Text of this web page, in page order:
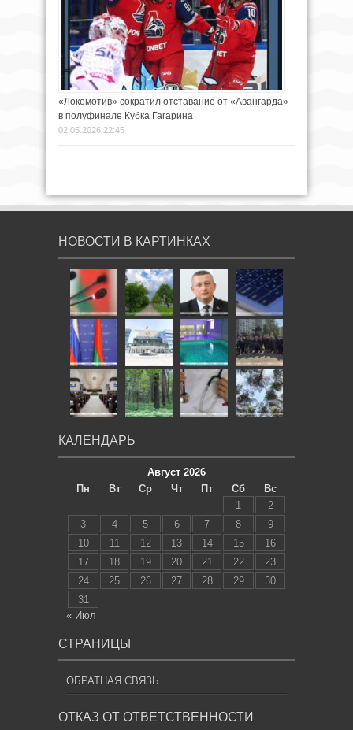
«Локомотив» сократил отставание от «Авангарда»
в полуфинале Кубка Гагарина
02.05.2026 22:45
НОВОСТИ В КАРТИНКАХ
КАЛЕНДАРЬ
Август 2026
Пн
Вт Ср Чт Пт Сб
Вс
1
2
3
4 5 6 7 8
9
10
11 12 13 14 15
16
17
18 19 20 21 22
23
24
25 26 27 28 29
30
31
« Июл
СТРАНИЦЫ
ОБРАТНАЯ СВЯЗЬ
ОТКАЗ ОТ ОТВЕТСТВЕННОСТИ